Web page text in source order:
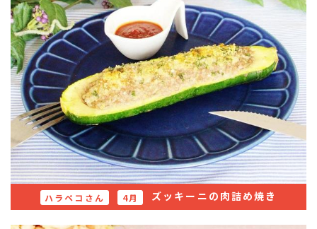
ハラペコさん 4月 ズッキーニの肉詰め焼き